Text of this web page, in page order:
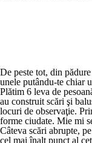
De peste tot, din
unele putându-te chiar
Plătim 6 leva de
au construit scări şi
locuri de observaţie.
forme ciudate. Mie mi
Câteva scări abrupte,
cel mai înalt punct al